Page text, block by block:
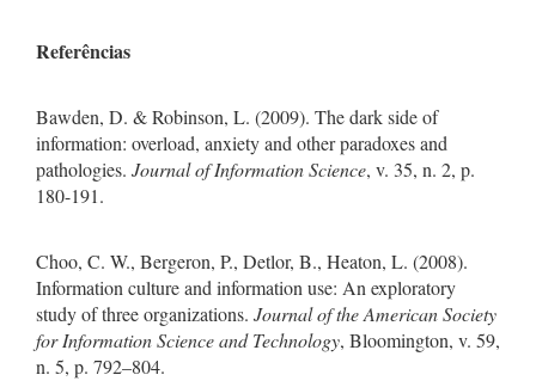
Referências
Bawden, D. & Robinson, L. (2009). The dark side of
information: overload, anxiety and other paradoxes and
pathologies. Journal of Information Science, v. 35, n. 2, p.
180-191.
Choo, C. W., Bergeron, P., Detlor, B., Heaton, L. (2008).
Information culture and information use: An exploratory
study of three organizations. Journal of the American Society
for Information Science and Technology, Bloomington, v. 59,
n. 5, p. 792–804.